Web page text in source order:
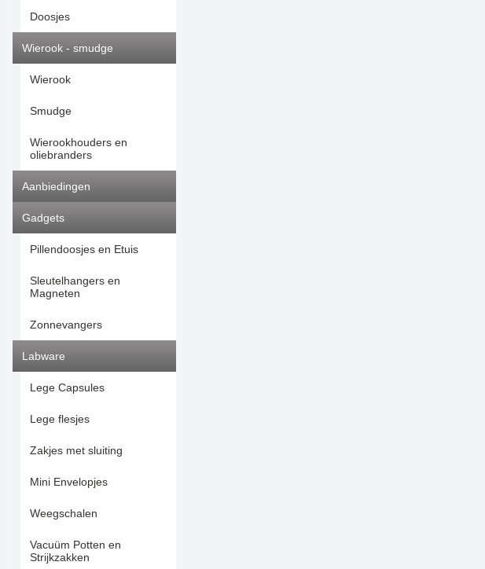
Doosjes
Wierook - smudge
Wierook
Smudge
Wierookhouders en
oliebranders
Aanbiedingen
Gadgets
Pillendoosjes en Etuis
Sleutelhangers en
Magneten
Zonnevangers
Labware
Lege Capsules
Lege flesjes
Zakjes met sluiting
Mini Envelopjes
Weegschalen
Vacuüm Potten en
Strijkzakken